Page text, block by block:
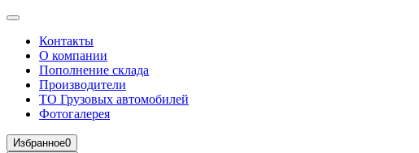
Контакты
О компании
Пополнение склада
Производители
ТО Грузовых автомобилей
Фотогалерея
Избранное0